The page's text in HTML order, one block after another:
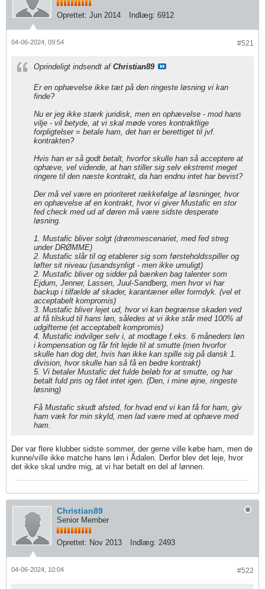
Oprettet: Jun 2014 Indlæg: 6912
#521
04-06-2024, 09:54
Oprindeligt indsendt af Christian89
Er en ophævelse ikke tæt på den ringeste løsning vi kan
finde?
Nu er jeg ikke stærk juridisk, men en ophævelse - mod hans
vilje - vil betyde, at vi skal møde vores kontraktlige
forpligtelser = betale ham, det han er berettiget til jvf.
kontrakten?
Hvis han er så godt betalt, hvorfor skulle han så acceptere at
ophæve, vel vidende, at han stiller sig selv ekstremt meget
ringere til den næste kontrakt, da han endnu intet har bevist?
Der må vel være en prioriteret rækkefølge af løsninger, hvor
en ophævelse af en kontrakt, hvor vi giver Mustafic en stor
fed check med ud af døren må være sidste desperate
løsning.
1. Mustafic bliver solgt (drømmescenariet, med fed streg
under DRØMME)
2. Mustafic slår til og etablerer sig som førsteholdsspiller og
løfter sit niveau (usandsynligt - men ikke umuligt)
2. Mustafic bliver og sidder på bænken bag talenter som
Ejdum, Jenner, Lassen, Juul-Sandberg, men hvor vi har
backup i tilfælde af skader, karantæner eller formdyk. (vel et
acceptabelt kompromis)
3. Mustafic bliver lejet ud, hvor vi kan begrænse skaden ved
at få tilskud til hans løn, således at vi ikke står med 100% af
udgifterne (et acceptabelt kompromis)
4. Mustafic indvilger selv i, at modtage f.eks. 6 måneders løn
i kompensation og får frit lejde til at smutte (men hvorfor
skulle han dog det, hvis han ikke kan spille sig på dansk 1.
division, hvor skulle han så få en bedre kontrakt)
5. Vi betaler Mustafic det fulde beløb for at smutte, og har
betalt fuld pris og fået intet igen. (Den, i mine øjne, ringeste
løsning)
Få Mustafic skudt afsted, for hvad end vi kan få for ham, giv
ham væk for min skyld, men lad være med at ophæve med
ham.
Der var flere klubber sidste sommer, der gerne ville købe ham, men de
kunne/ville ikke matche hans løn i Ådalen. Derfor blev det leje, hvor
det ikke skal undre mig, at vi har betalt en del af lønnen.
Christian89
Senior Member
Oprettet: Nov 2013 Indlæg: 2493
#522
04-06-2024, 10:04